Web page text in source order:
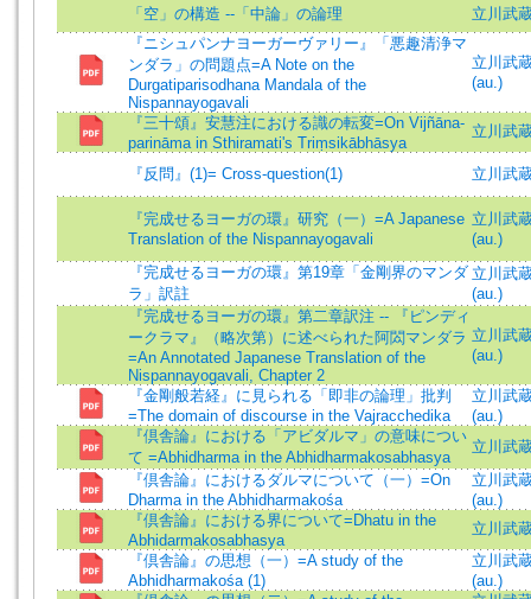
「空」の構造 --「中論」の論理
立川武
『ニシュパンナヨーガーヴァリー』「悪趣清浄マ
ンダラ」の問題点=A Note on the
Durgatiparisodhana Mandala of the
Nispannayogavali
立川武
(au.)
『三十頌』安慧注における識の転変=On Vijñāna-
parināma in Sthiramati's Triṃsikābhāsya
立川武
『反問』(1)= Cross-question(1) 立川武
『完成せるヨーガの環』研究（一）=A Japanese
Translation of the Nispannayogavali
立川武
(au.)
『完成せるヨーガの環』第19章「金剛界のマンダ
ラ」訳註
立川武
(au.)
『完成せるヨーガの環』第二章訳注 -- 『ピンディ
ークラマ』（略次第）に述べられた阿閦マンダラ
=An Annotated Japanese Translation of the
Nispannayogavali, Chapter 2
立川武
(au.)
『金剛般若経』に見られる「即非の論理」批判
=The domain of discourse in the Vajracchedika
立川武
(au.)
『倶舎論』における「アビダルマ」の意味につい
て =Abhidharma in the Abhidharmakosabhasya
立川武
『倶舎論』におけるダルマについて（一）=On
Dharma in the Abhidharmakośa
立川武
(au.)
『倶舎論』における界について=Dhatu in the
Abhidarmakosabhasya
立川武
『倶舎論』の思想（一）=A study of the
Abhidharmakośa (1)
立川武
(au.)